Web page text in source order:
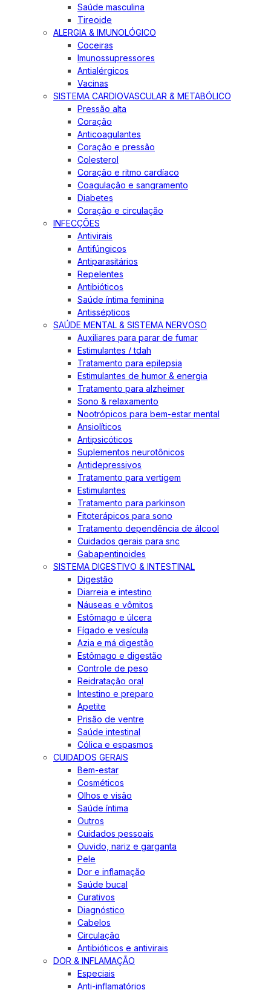
Saúde masculina
Tireoide
ALERGIA & IMUNOLÓGICO
Coceiras
Imunossupressores
Antialérgicos
Vacinas
SISTEMA CARDIOVASCULAR & METABÓLICO
Pressão alta
Coração
Anticoagulantes
Coração e pressão
Colesterol
Coração e ritmo cardíaco
Coagulação e sangramento
Diabetes
Coração e circulação
INFECÇÕES
Antivirais
Antifúngicos
Antiparasitários
Repelentes
Antibióticos
Saúde íntima feminina
Antissépticos
SAÚDE MENTAL & SISTEMA NERVOSO
Auxiliares para parar de fumar
Estimulantes / tdah
Tratamento para epilepsia
Estimulantes de humor & energia
Tratamento para alzheimer
Sono & relaxamento
Nootrópicos para bem-estar mental
Ansiolíticos
Antipsicóticos
Suplementos neurotônicos
Antidepressivos
Tratamento para vertigem
Estimulantes
Tratamento para parkinson
Fitoterápicos para sono
Tratamento dependência de álcool
Cuidados gerais para snc
Gabapentinoides
SISTEMA DIGESTIVO & INTESTINAL
Digestão
Diarreia e intestino
Náuseas e vômitos
Estômago e úlcera
Fígado e vesícula
Azia e má digestão
Estômago e digestão
Controle de peso
Reidratação oral
Intestino e preparo
Apetite
Prisão de ventre
Saúde intestinal
Cólica e espasmos
CUIDADOS GERAIS
Bem-estar
Cosméticos
Olhos e visão
Saúde íntima
Outros
Cuidados pessoais
Ouvido, nariz e garganta
Pele
Dor e inflamação
Saúde bucal
Curativos
Diagnóstico
Cabelos
Circulação
Antibióticos e antivirais
DOR & INFLAMAÇÃO
Especiais
Anti-inflamatórios